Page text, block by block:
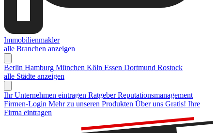
Immobilienmakler
alle Branchen anzeigen
Berlin Hamburg München Köln Essen Dortmund Rostock
alle Städte anzeigen
Ihr Unternehmen eintragen Ratgeber Reputationsmanagement
Firmen-Login Mehr zu unseren Produkten Über uns Gratis! Ihre
Firma eintragen